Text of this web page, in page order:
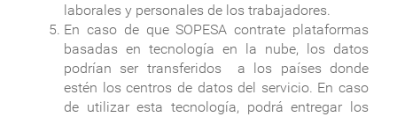
laborales y personales de los trabajadores.
En caso de que SOPESA contrate plataformas
basadas en tecnología en la nube, los datos
podrían ser transferidos a los países donde
estén los centros de datos del servicio. En caso
de utilizar esta tecnología, podrá entregar los